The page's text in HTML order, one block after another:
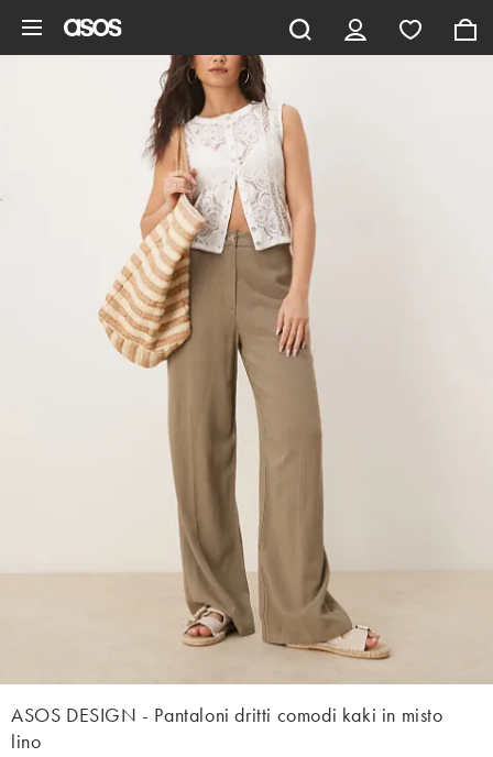
ASOS DESIGN - Pantaloni dritti comodi kaki in misto
lino